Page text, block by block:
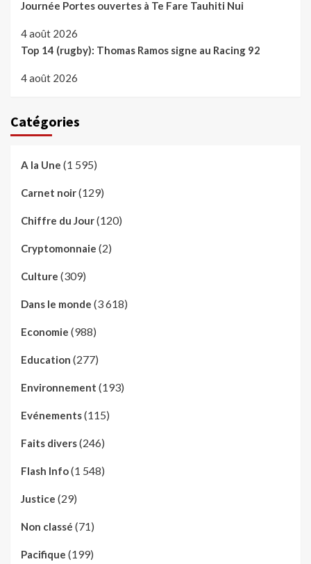
Journée Portes ouvertes à Te Fare Tauhiti Nui
4 août 2026
Top 14 (rugby): Thomas Ramos signe au Racing 92
4 août 2026
Catégories
A la Une (1 595)
Carnet noir(129)
Chiffre du Jour(120)
Cryptomonnaie (2)
Culture (309)
Dans le monde (3 618)
Economie (988)
Education (277)
Environnement (193)
Evénements(115)
Faits divers(246)
Flash Info(1 548)
Justice (29)
Non classé (71)
Pacifique (199)